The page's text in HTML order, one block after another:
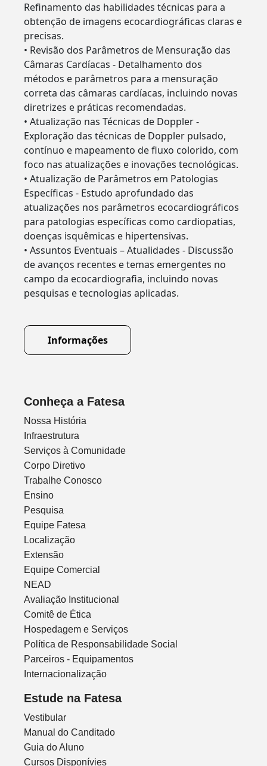
Refinamento das habilidades técnicas para a
obtenção de imagens ecocardiográficas claras e
precisas.
• Revisão dos Parâmetros de Mensuração das
Câmaras Cardíacas - Detalhamento dos
métodos e parâmetros para a mensuração
correta das câmaras cardíacas, incluindo novas
diretrizes e práticas recomendadas.
• Atualização nas Técnicas de Doppler -
Exploração das técnicas de Doppler pulsado,
contínuo e mapeamento de fluxo colorido, com
foco nas atualizações e inovações tecnológicas.
• Atualização de Parâmetros em Patologias
Específicas - Estudo aprofundado das
atualizações nos parâmetros ecocardiográficos
para patologias específicas como cardiopatias,
doenças isquêmicas e hipertensivas.
• Assuntos Eventuais – Atualidades - Discussão
de avanços recentes e temas emergentes no
campo da ecocardiografia, incluindo novas
pesquisas e tecnologias aplicadas.
Informações
Conheça a Fatesa
Nossa História
Infraestrutura
Serviços à Comunidade
Corpo Diretivo
Trabalhe Conosco
Ensino
Pesquisa
Equipe Fatesa
Localização
Extensão
Equipe Comercial
NEAD
Avaliação Institucional
Comitê de Ética
Hospedagem e Serviços
Política de Responsabilidade Social
Parceiros - Equipamentos
Internacionalização
Estude na Fatesa
Vestibular
Manual do Canditado
Guia do Aluno
Cursos Disponívies